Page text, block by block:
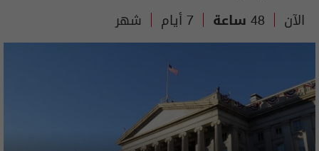
الآن 48 ساعة 7 أيام شهر